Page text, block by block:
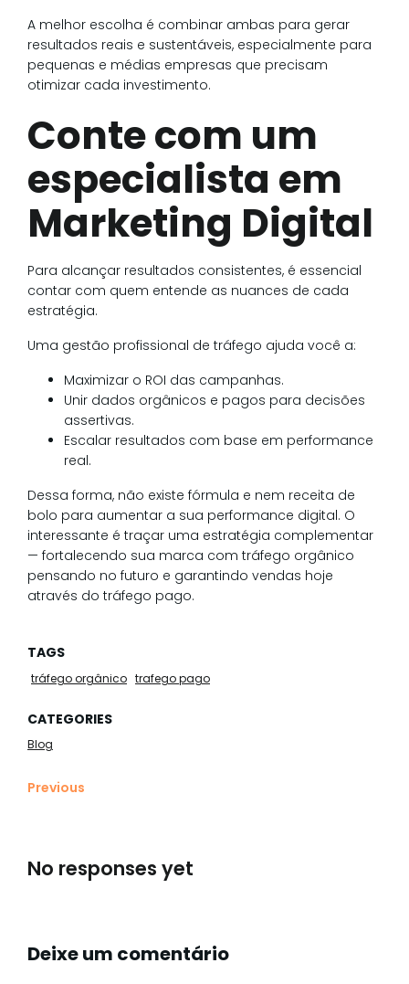
A melhor escolha é combinar ambas para gerar
resultados reais e sustentáveis, especialmente para
pequenas e médias empresas que precisam
otimizar cada investimento.
Conte com um
especialista em
Marketing Digital
Para alcançar resultados consistentes, é essencial
contar com quem entende as nuances de cada
estratégia.
Uma gestão profissional de tráfego ajuda você a:
Maximizar o ROI das campanhas.
Unir dados orgânicos e pagos para decisões
assertivas.
Escalar resultados com base em performance
real.
Dessa forma, não existe fórmula e nem receita de
bolo para aumentar a sua performance digital. O
interessante é traçar uma estratégia complementar
— fortalecendo sua marca com tráfego orgânico
pensando no futuro e garantindo vendas hoje
através do tráfego pago.
TAGS
tráfego orgânico trafego pago
CATEGORIES
Blog
Previous
No responses yet
Deixe um comentário